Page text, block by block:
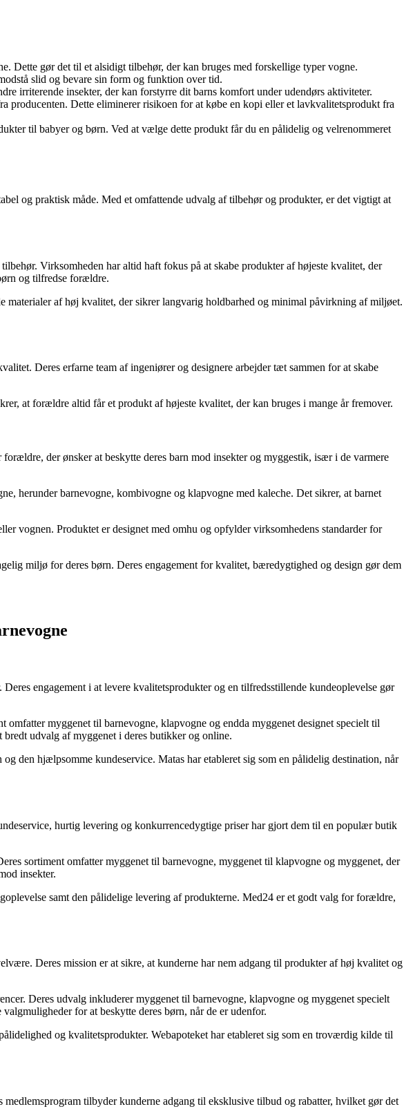
Dette gør det til et alsidigt tilbehør, der kan bruges med forskellige typer vogne.
slid og bevare sin form og funktion over tid.
irriterende insekter, der kan forstyrre dit barns komfort under udendørs aktiviteter.
producenten. Dette eliminerer risikoen for at købe en kopi eller et lavkvalitetsprodukt fra
til babyer og børn. Ved at vælge dette produkt får du en pålidelig og velrenommeret
og praktisk måde. Med et omfattende udvalg af tilbehør og produkter, er det vigtigt at
Virksomheden har altid haft fokus på at skabe produkter af højeste kvalitet, der
og tilfredse forældre.
materialer af høj kvalitet, der sikrer langvarig holdbarhed og minimal påvirkning af miljøet.
Deres erfarne team af ingeniører og designere arbejder tæt sammen for at skabe
at forældre altid får et produkt af højeste kvalitet, der kan bruges i mange år fremover.
der ønsker at beskytte deres barn mod insekter og myggestik, især i de varmere
herunder barnevogne, kombivogne og klapvogne med kaleche. Det sikrer, at barnet
vognen. Produktet er designet med omhu og opfylder virksomhedens standarder for
miljø for deres børn. Deres engagement for kvalitet, bæredygtighed og design gør dem
engagement i at levere kvalitetsprodukter og en tilfredsstillende kundeoplevelse gør
myggenet til barnevogne, klapvogne og endda myggenet designet specielt til
udvalg af myggenet i deres butikker og online.
den hjælpsomme kundeservice. Matas har etableret sig som en pålidelig destination, når
hurtig levering og konkurrencedygtige priser har gjort dem til en populær butik
sortiment omfatter myggenet til barnevogne, myggenet til klapvogne og myggenet, der
insekter.
samt den pålidelige levering af produkterne. Med24 er et godt valg for forældre,
Deres mission er at sikre, at kunderne har nem adgang til produkter af høj kvalitet og
Deres udvalg inkluderer myggenet til barnevogne, klapvogne og myggenet specielt
for at beskytte deres børn, når de er udenfor.
og kvalitetsprodukter. Webapoteket har etableret sig som en troværdig kilde til
tilbyder kunderne adgang til eksklusive tilbud og rabatter, hvilket gør det